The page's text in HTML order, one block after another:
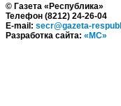
© Газета «Республика»
Телефон (8212) 24-26-04
E-mail: secr@gazeta-
Разработка сайта: «МС»